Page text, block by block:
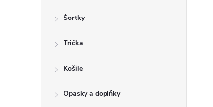
Šortky
Trička
Košile
Opasky a doplňky